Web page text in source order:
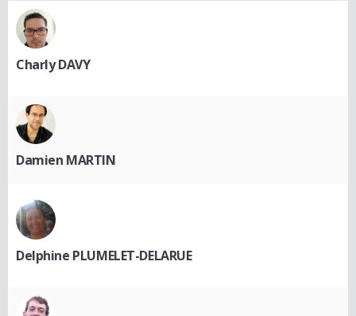
Charly DAVY
Damien MARTIN
Delphine PLUMELET-DELARUE